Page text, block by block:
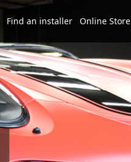
Find an installer Online Store